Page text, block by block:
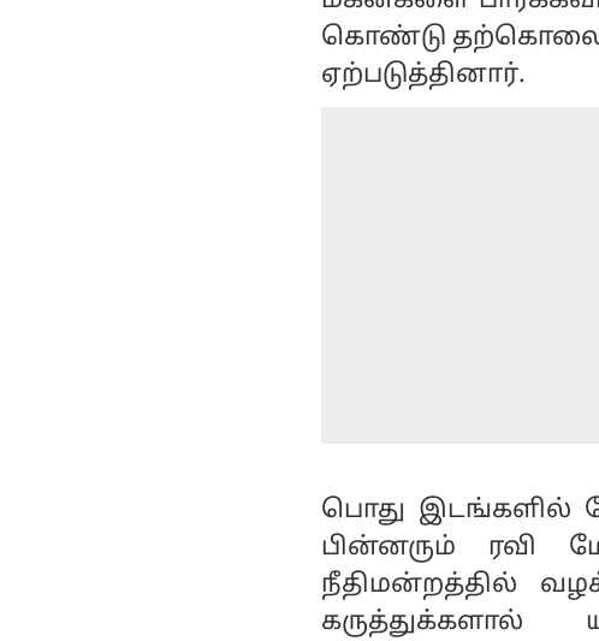
கொண்டு
ஏற்படுத்தினார்.
பொது இடங்களில்
பின்னரும் ரவி
நீதிமன்றத்தில்
கருத்துக்களால்